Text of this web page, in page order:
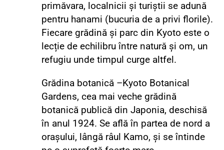
primăvara, localnicii și turiștii se adună
pentru hanami (bucuria de a privi florile).
Fiecare grădină și parc din Kyoto este o
lecție de echilibru între natură și om, un
refugiu unde timpul curge altfel.
Grădina botanică –Kyoto Botanical
Gardens, cea mai veche grădină
botanică publică din Japonia, deschisă
în anul 1924. Se află în partea de nord a
orașului, lângă râul Kamo, și se întinde